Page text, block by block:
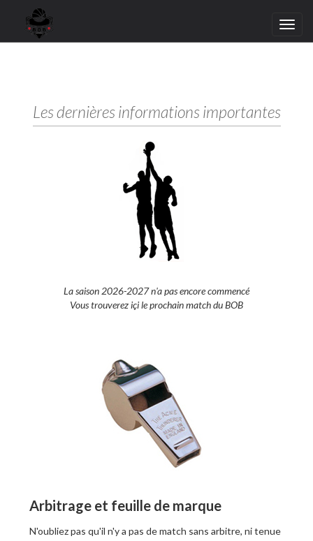
Les dernières informations importantes
La saison 2026-2027 n'a pas encore commencé
Vous trouverez içi le prochain match du BOB
Arbitrage et feuille de marque
N'oubliez pas qu'il n'y a pas de match sans arbitre, ni tenue